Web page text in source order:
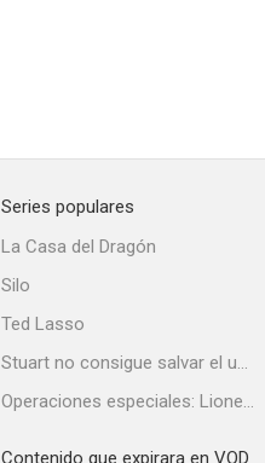
Series populares
La Casa del Dragón
Silo
Ted Lasso
Stuart no consigue salvar el universo
Operaciones especiales: Lioness
Contenido que expirara en VOD